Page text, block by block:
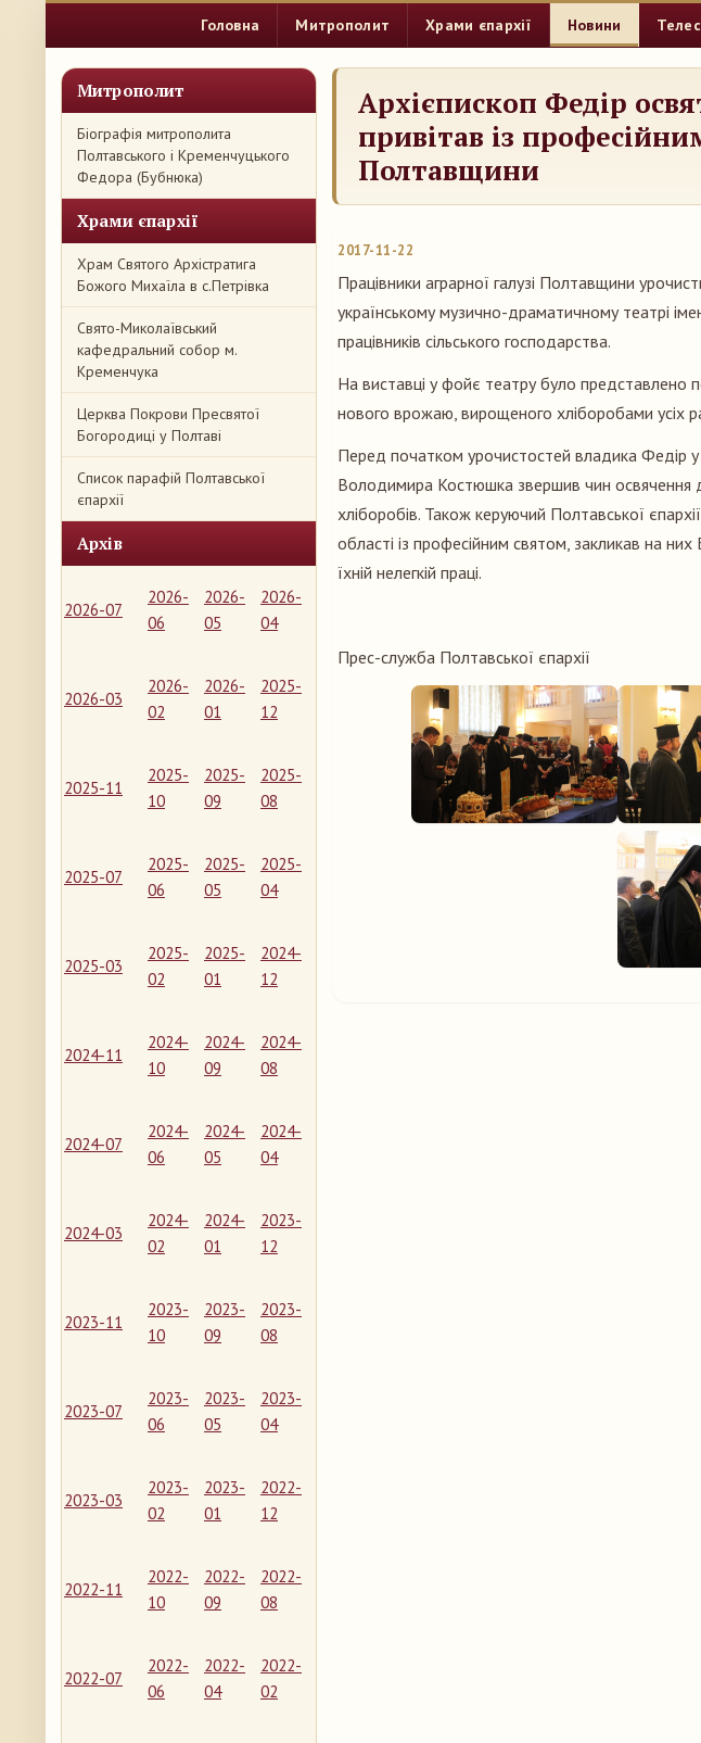
Головна Митрополит Храми єпархії Новини
Митрополит
Біографія митрополита
Полтавського і Кременчуцького
Федора (Бубнюка)
Храми єпархії
Храм Святого Архістратига
Божого Михаїла в с.Петрівка
Свято-Миколаївський
кафедральний собор м.
Кременчука
Церква Покрови Пресвятої
Богородиці у Полтаві
Список парафій Полтавської
єпархії
Архів
2026-07
2026-
06
2026-
05
2026-
04
2026-03
2026-
02
2026-
01
2025-
12
2025-11
2025-
10
2025-
09
2025-
08
2025-07
2025-
06
2025-
05
2025-
04
2025-03
2025-
02
2025-
01
2024-
12
2024-11
2024-
10
2024-
09
2024-
08
2024-07
2024-
06
2024-
05
2024-
04
2024-03
2024-
02
2024-
01
2023-
12
2023-11
2023-
10
2023-
09
2023-
08
2023-07
2023-
06
2023-
05
2023-
04
2023-03
2023-
02
2023-
01
2022-
12
2022-11
2022-
10
2022-
09
2022-
08
2022-07
2022-
06
2022-
04
2022-
02
Архієпископ Федір
привітав із
Полтавщини
2017-11-22
Працівники аграрної галузі Полтавщини
українському музично-драматичному театрі
працівників сільського господарства.
На виставці у фойє театру було представлено
нового врожаю, вирощеного хліборобами усіх
Перед початком урочистостей владика Федір у
Володимира Костюшка звершив чин освячення
хліборобів. Також керуючий Полтавської
області із професійним святом, закликав на
їхній нелегкій праці.
Прес-служба Полтавської єпархії